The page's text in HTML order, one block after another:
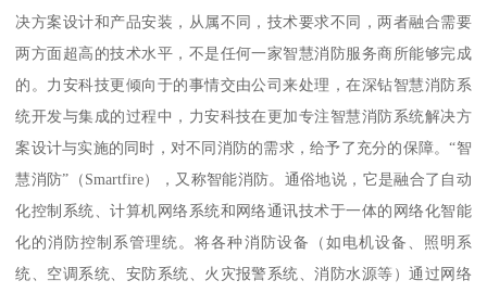
决方案设计和产品安装，从属不同，技术要求不同，两者融合需要
两方面超高的技术水平，不是任何一家智慧消防服务商所能够完成
的。力安科技更倾向于的事情交由公司来处理，在深钻智慧消防系
统开发与集成的过程中，力安科技在更加专注智慧消防系统解决方
案设计与实施的同时，对不同消防的需求，给予了充分的保障。“智
慧消防”（Smartfire），又称智能消防。通俗地说，它是融合了自动
化控制系统、计算机网络系统和网络通讯技术于一体的网络化智能
化的消防控制系管理统。将各种消防设备（如电机设备、照明系
统、空调系统、安防系统、火灾报警系统、消防水源等）通过网络